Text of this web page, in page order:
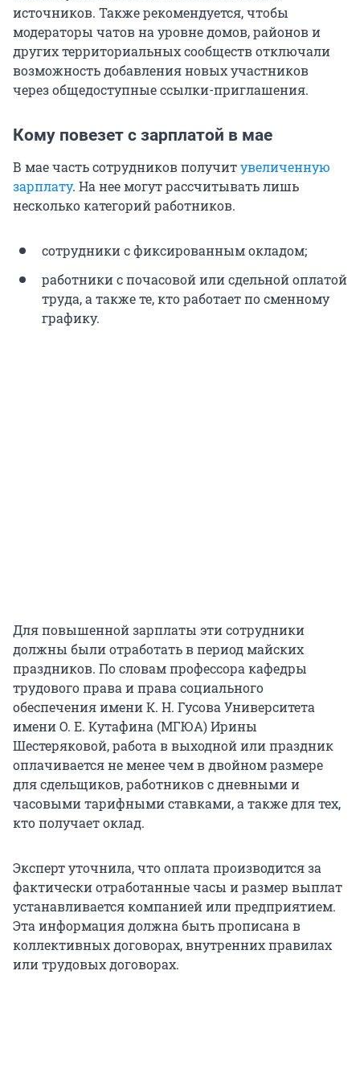
источников. Также рекомендуется, чтобы
модераторы чатов на уровне домов, районов и
других территориальных сообществ отключали
возможность добавления новых участников
через общедоступные ссылки-приглашения.
Кому повезет с зарплатой в мае
В мае часть сотрудников получитувеличенную
зарплату. На нее могут рассчитывать лишь
несколько категорий работников.
сотрудники с фиксированным окладом;
работники с почасовой или сдельной оплатой
труда, а также те, кто работает по сменному
графику.
Для повышенной зарплаты эти сотрудники
должны были отработать в период майских
праздников. По словам профессора кафедры
трудового права и права социального
обеспечения имениК. Н. ГусоваУниверситета
имениО. Е. Кутафина (МГЮА) Ирины
Шестеряковой, работа в выходной или праздник
оплачивается не менее чем в двойном размере
для сдельщиков, работников с дневными и
часовыми тарифными ставками, а также для тех,
кто получает оклад.
Эксперт уточнила, что оплата производится за
фактически отработанные часы и размер выплат
устанавливается компанией или предприятием.
Эта информация должна быть прописана в
коллективных договорах, внутренних правилах
или трудовых договорах.